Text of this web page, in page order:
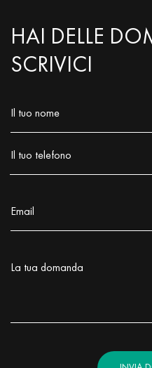
HAI DELLE
SCRIVICI
Il tuo nome
Il tuo telefono
Email
La tua domanda